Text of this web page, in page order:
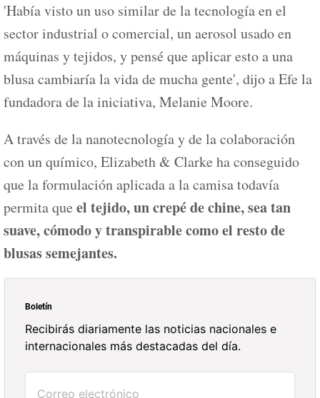
'Había visto un uso similar de la tecnología en el
sector industrial o comercial, un aerosol usado en
máquinas y tejidos, y pensé que aplicar esto a una
blusa cambiaría la vida de mucha gente', dijo a Efe la
fundadora de la iniciativa, Melanie Moore.
A través de la nanotecnología y de la colaboración
con un químico, Elizabeth & Clarke ha conseguido
que la formulación aplicada a la camisa todavía
permita que el tejido, un crepé de chine, sea tan
suave, cómodo y transpirable como el resto de
blusas semejantes.
Boletín
Recibirás diariamente las noticias nacionales e
internacionales más destacadas del día.